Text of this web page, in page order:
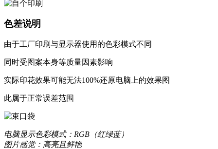
色差说明
由于工厂印刷与显示器使用的色彩模式不同
同时受图案本身等质量因素影响
实际印花效果可能无法100%还原电脑上的效果图
此属于正常误差范围
电脑显示色彩模式：RGB（红绿蓝）
图片感觉：高亮且鲜艳